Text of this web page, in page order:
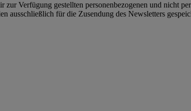
Verfügung gestellten personenbezogenen und nicht
ausschließlich für die Zusendung des Newsletters